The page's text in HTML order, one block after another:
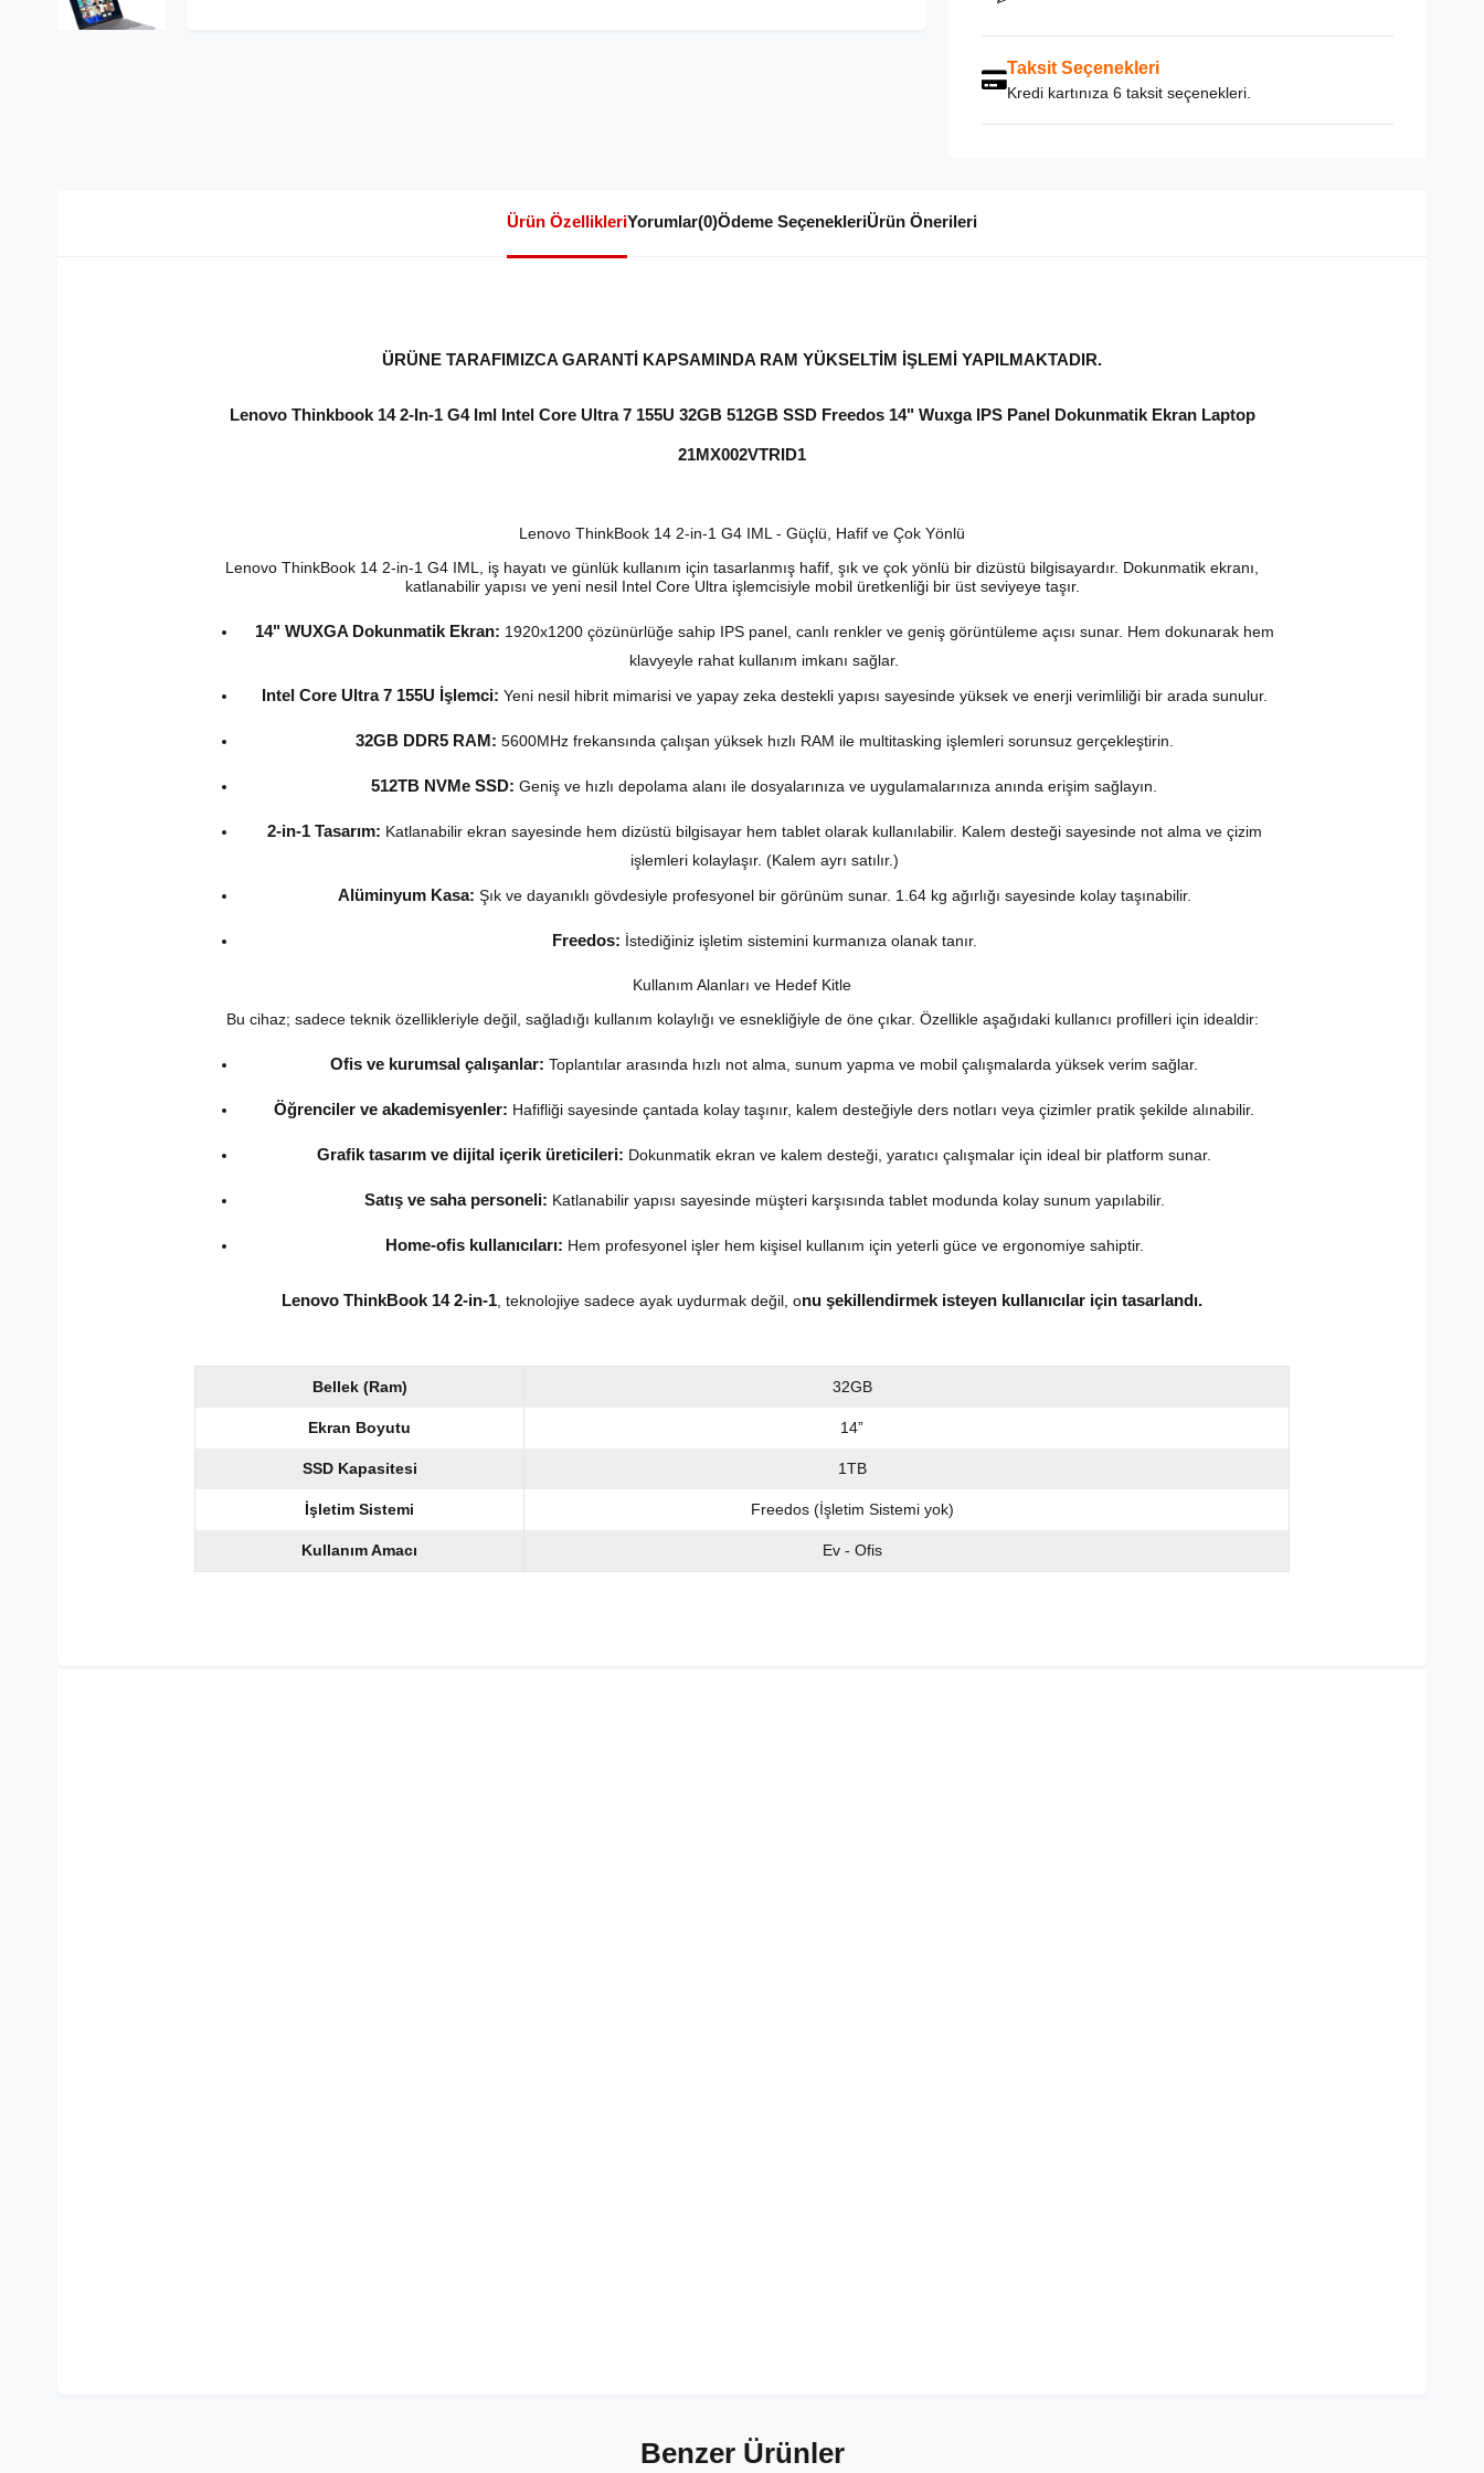
Taksit Seçenekleri
Kredi kartınıza 6 taksit seçenekleri.
Ürün ÖzellikleriYorumlar(0)Ödeme SeçenekleriÜrün Önerileri
ÜRÜNE TARAFIMIZCA GARANTİ KAPSAMINDA RAM YÜKSELTİM İŞLEMİ YAPILMAKTADIR.
Lenovo Thinkbook 14 2-In-1 G4 Iml Intel Core Ultra 7 155U 32GB 512GB SSD Freedos 14" Wuxga IPS Panel Dokunmatik Ekran Laptop
21MX002VTRID1
Lenovo ThinkBook 14 2-in-1 G4 IML - Güçlü, Hafif ve Çok Yönlü
Lenovo ThinkBook 14 2-in-1 G4 IML, iş hayatı ve günlük kullanım için tasarlanmış hafif, şık ve çok yönlü bir dizüstü bilgisayardır. Dokunmatik ekranı,
katlanabilir yapısı ve yeni nesil Intel Core Ultra işlemcisiyle mobil üretkenliği bir üst seviyeye taşır.
14" WUXGA Dokunmatik Ekran: 1920x1200 çözünürlüğe sahip IPS panel, canlı renkler ve geniş görüntüleme açısı sunar. Hem dokunarak hem
klavyeyle rahat kullanım imkanı sağlar.
Intel Core Ultra 7 155U İşlemci: Yeni nesil hibrit mimarisi ve yapay zeka destekli yapısı sayesinde yüksek ve enerji verimliliği bir arada sunulur.
32GB DDR5 RAM: 5600MHz frekansında çalışan yüksek hızlı RAM ile multitasking işlemleri sorunsuz gerçekleştirin.
512TB NVMe SSD: Geniş ve hızlı depolama alanı ile dosyalarınıza ve uygulamalarınıza anında erişim sağlayın.
2-in-1 Tasarım: Katlanabilir ekran sayesinde hem dizüstü bilgisayar hem tablet olarak kullanılabilir. Kalem desteği sayesinde not alma ve çizim
işlemleri kolaylaşır. (Kalem ayrı satılır.)
Alüminyum Kasa: Şık ve dayanıklı gövdesiyle profesyonel bir görünüm sunar. 1.64 kg ağırlığı sayesinde kolay taşınabilir.
Freedos: İstediğiniz işletim sistemini kurmanıza olanak tanır.
Kullanım Alanları ve Hedef Kitle
Bu cihaz; sadece teknik özellikleriyle değil, sağladığı kullanım kolaylığı ve esnekliğiyle de öne çıkar. Özellikle aşağıdaki kullanıcı profilleri için idealdir:
Ofis ve kurumsal çalışanlar: Toplantılar arasında hızlı not alma, sunum yapma ve mobil çalışmalarda yüksek verim sağlar.
Öğrenciler ve akademisyenler: Hafifliği sayesinde çantada kolay taşınır, kalem desteğiyle ders notları veya çizimler pratik şekilde alınabilir.
Grafik tasarım ve dijital içerik üreticileri: Dokunmatik ekran ve kalem desteği, yaratıcı çalışmalar için ideal bir platform sunar.
Satış ve saha personeli: Katlanabilir yapısı sayesinde müşteri karşısında tablet modunda kolay sunum yapılabilir.
Home-ofis kullanıcıları: Hem profesyonel işler hem kişisel kullanım için yeterli güce ve ergonomiye sahiptir.
Lenovo ThinkBook 14 2-in-1, teknolojiye sadece ayak uydurmak değil, onu şekillendirmek isteyen kullanıcılar için tasarlandı.
Bellek (Ram) 32GB
Ekran Boyutu 14”
SSD Kapasitesi 1TB
İşletim Sistemi Freedos (İşletim Sistemi yok)
Kullanım Amacı Ev - Ofis
Benzer Ürünler